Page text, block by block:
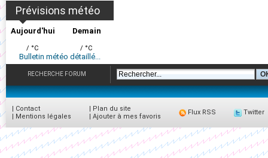
Prévisions météo
Aujourd'hui
/ °C
Demain
/ °C
Bulletin météo détaillé...
RECHERCHE FORUM
| Contact
| Mentions légales
| Plan du site
| Ajouter à mes favoris
Flux RSS Twitter